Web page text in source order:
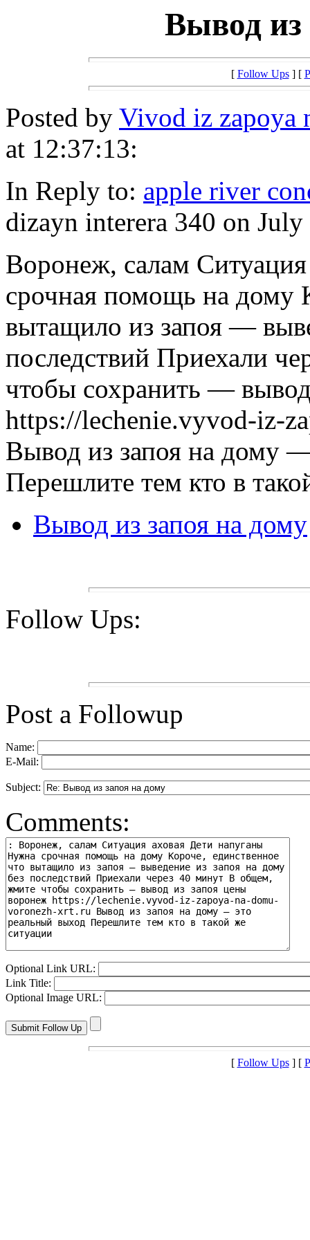
Вывод из
[ Follow Ups] [
Posted by Vivod iz zapoya
at 12:37:13:
In Reply to: apple river
dizayn interera 340 on
Воронеж, салам
срочная помощь на дому
вытащило из запоя —
последствий Приехали
чтобы сохранить —
https://lechenie.vyvod-iz-
Вывод из запоя на дому
Перешлите тем кто в
Вывод из запоя на дому
Follow Ups:
Post a Followup
Name:
E-Mail:
Subject:
Comments:
Optional Link URL:
Link Title:
Optional Image URL:
[ Follow Ups] [